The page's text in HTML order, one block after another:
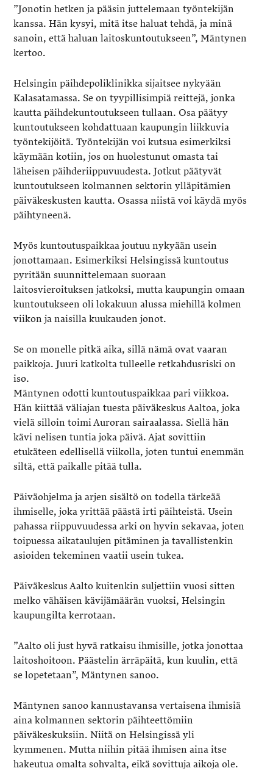
”Jonotin hetken ja pääsin juttelemaan työntekijän
kanssa. Hän kysyi, mitä itse haluat tehdä, ja minä
sanoin, että haluan laitoskuntoutukseen”, Mäntynen
kertoo.
Helsingin päihdepoliklinikka sijaitsee nykyään
Kalasatamassa. Se on tyypillisimpiä reittejä, jonka
kautta päihdekuntoutukseen tullaan. Osa päätyy
kuntoutukseen kohdattuaan kaupungin liikkuvia
työntekijöitä. Työntekijän voi kutsua esimerkiksi
käymään kotiin, jos on huolestunut omasta tai
läheisen päihderiippuvuudesta. Jotkut päätyvät
kuntoutukseen kolmannen sektorin ylläpitämien
päiväkeskusten kautta. Osassa niistä voi käydä myös
päihtyneenä.
Myös kuntoutuspaikkaa joutuu nykyään usein
jonottamaan. Esimerkiksi Helsingissä kuntoutus
pyritään suunnittelemaan suoraan
laitosvieroituksen jatkoksi, mutta kaupungin omaan
kuntoutukseen oli lokakuun alussa miehillä kolmen
viikon ja naisilla kuukauden jonot.
Se on monelle pitkä aika, sillä nämä ovat vaaran
paikkoja. Juuri katkolta tulleelle retkahdusriski on
iso.
Mäntynen odotti kuntoutuspaikkaa pari viikkoa.
Hän kiittää väliajan tuesta päiväkeskus Aaltoa, joka
vielä silloin toimi Auroran sairaalassa. Siellä hän
kävi nelisen tuntia joka päivä. Ajat sovittiin
etukäteen edellisellä viikolla, joten tuntui enemmän
siltä, että paikalle pitää tulla.
Päiväohjelma ja arjen sisältö on todella tärkeää
ihmiselle, joka yrittää päästä irti päihteistä. Usein
pahassa riippuvuudessa arki on hyvin sekavaa, joten
toipuessa aikataulujen pitäminen ja tavallistenkin
asioiden tekeminen vaatii usein tukea.
Päiväkeskus Aalto kuitenkin suljettiin vuosi sitten
melko vähäisen kävijämäärän vuoksi, Helsingin
kaupungilta kerrotaan.
”Aalto oli just hyvä ratkaisu ihmisille, jotka jonottaa
laitoshoitoon. Päästelin ärräpäitä, kun kuulin, että
se lopetetaan”, Mäntynen sanoo.
Mäntynen sanoo kannustavansa vertaisena ihmisiä
aina kolmannen sektorin päihteettömiin
päiväkeskuksiin. Niitä on Helsingissä yli
kymmenen. Mutta niihin pitää ihmisen aina itse
hakeutua omalta sohvalta, eikä sovittuja aikoja ole.